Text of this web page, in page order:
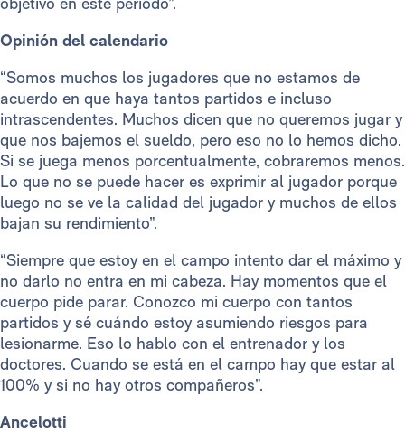
Opinión del calendario
“Somos muchos los jugadores que no estamos de
acuerdo en que haya tantos partidos e incluso
intrascendentes. Muchos dicen que no queremos jugar y
que nos bajemos el sueldo, pero eso no lo hemos dicho.
Si se juega menos porcentualmente, cobraremos menos.
Lo que no se puede hacer es exprimir al jugador porque
luego no se ve la calidad del jugador y muchos de ellos
bajan su rendimiento”.
“Siempre que estoy en el campo intento dar el máximo y
no darlo no entra en mi cabeza. Hay momentos que el
cuerpo pide parar. Conozco mi cuerpo con tantos
partidos y sé cuándo estoy asumiendo riesgos para
lesionarme. Eso lo hablo con el entrenador y los
doctores. Cuando se está en el campo hay que estar al
100% y si no hay otros compañeros”.
Ancelotti